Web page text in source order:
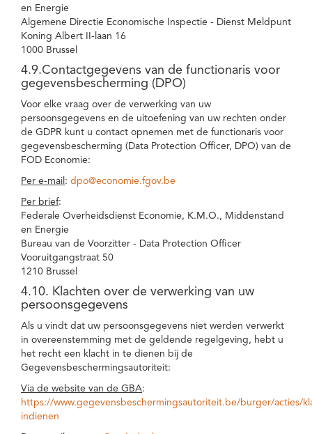
en Energie
Algemene Directie Economische Inspectie - Dienst Meldpunt
Koning Albert II-laan 16
1000 Brussel
4.9.Contactgegevens van de functionaris voor
gegevensbescherming (DPO)
Voor elke vraag over de verwerking van uw
persoonsgegevens en de uitoefening van uw rechten onder
de GDPR kunt u contact opnemen met de functionaris voor
gegevensbescherming (Data Protection Officer, DPO) van de
FOD Economie:
Per e-mail : dpo@economie.fgov.be
Per brief:
Federale Overheidsdienst Economie, K.M.O., Middenstand
en Energie
Bureau van de Voorzitter - Data Protection Officer
Vooruitgangstraat 50
1210 Brussel
4.10. Klachten over de verwerking van uw
persoonsgegevens
Als u vindt dat uw persoonsgegevens niet werden verwerkt
in overeenstemming met de geldende regelgeving, hebt u
het recht een klacht in te dienen bij de
Gegevensbeschermingsautoriteit:
Via de website van de GBA:
https://www.gegevensbeschermingsautoriteit.be/burger/acties/
indienen